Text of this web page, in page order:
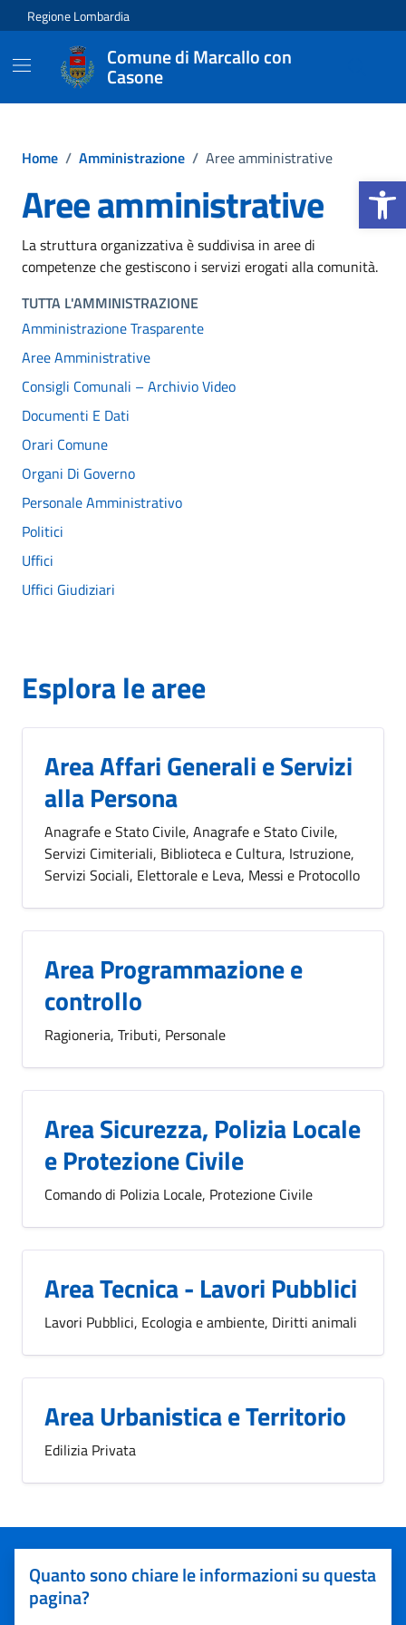
Apri la
Vai ai contenuti
Vai al footer
Regione Lombardia
Comune di Marcallo con
Casone
Home / Amministrazione / Aree amministrative
Aree amministrative
La struttura organizzativa è suddivisa in aree di
competenze che gestiscono i servizi erogati alla comunità.
TUTTA L'AMMINISTRAZIONE
Amministrazione Trasparente
Aree Amministrative
Consigli Comunali – Archivio Video
Documenti E Dati
Orari Comune
Organi Di Governo
Personale Amministrativo
Politici
Uffici
Uffici Giudiziari
Esplora le aree
Area Affari Generali e Servizi
alla Persona
Anagrafe e Stato Civile, Anagrafe e Stato Civile,
Servizi Cimiteriali, Biblioteca e Cultura, Istruzione,
Servizi Sociali, Elettorale e Leva, Messi e Protocollo
Area Programmazione e
controllo
Ragioneria, Tributi, Personale
Area Sicurezza, Polizia Locale
e Protezione Civile
Comando di Polizia Locale, Protezione Civile
Area Tecnica - Lavori Pubblici
Lavori Pubblici, Ecologia e ambiente, Diritti animali
Area Urbanistica e Territorio
Edilizia Privata
Quanto sono chiare le informazioni su questa
pagina?